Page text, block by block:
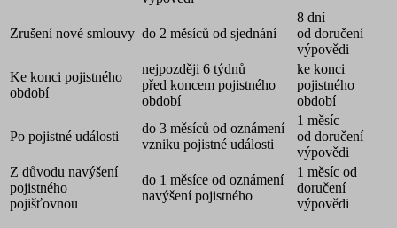
Zrušení nové smlouvy do 2 měsíců od sjednání
8 dní
od doručení
výpovědi
Ke konci pojistného
období
nejpozději 6 týdnů
před koncem pojistného
období
ke konci
pojistného
období
Po pojistné události
do 3 měsíců od oznámení
vzniku pojistné události
1 měsíc
od doručení
výpovědi
Z důvodu navýšení
pojistného
pojišťovnou
do 1 měsíce od oznámení
navýšení pojistného
1 měsíc od
doručení
výpovědi